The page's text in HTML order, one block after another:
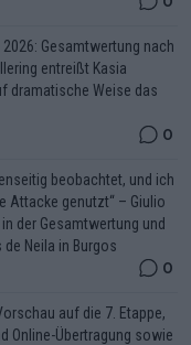
Gesamtwertung nach
entreißt Kasia
dramatische Weise das
0
beobachtet, und ich
Attacke genutzt“ – Giulio
der Gesamtwertung und
Neila in Burgos
0
auf die 7. Etappe,
Online-Übertragung sowie